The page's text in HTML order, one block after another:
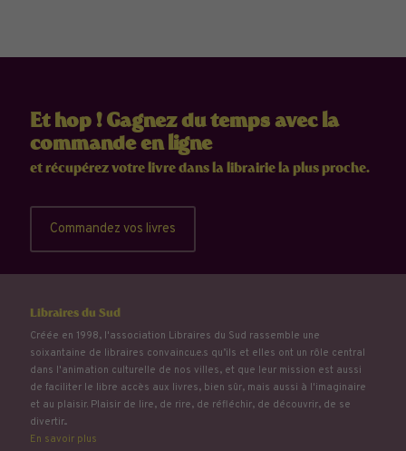
Et hop ! Gagnez du temps avec la
commande en ligne
et récupérez votre livre dans la librairie la plus proche.
Commandez vos livres
Libraires du Sud
Créée en 1998, l'association Libraires du Sud rassemble une
soixantaine de libraires convaincu.e.s qu’ils et elles ont un rôle central
dans l'animation culturelle de nos villes, et que leur mission est aussi
de faciliter le libre accès aux livres, bien sûr, mais aussi à l'imaginaire
et au plaisir. Plaisir de lire, de rire, de réfléchir, de découvrir, de se
divertir...
En savoir plus